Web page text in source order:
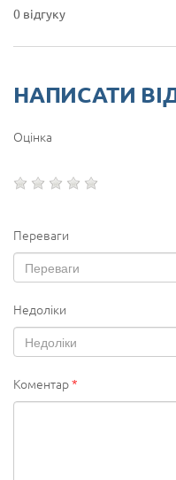
0 відгуку
НАПИСАТИ
Оцінка
Переваги
Недоліки
Коментар*